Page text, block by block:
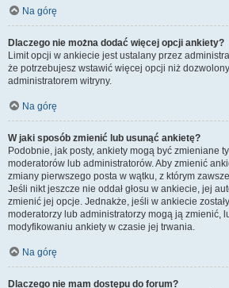
Na górę
Dlaczego nie można dodać więcej opcji ankiety?
Limit opcji w ankiecie jest ustalany przez
że potrzebujesz wstawić więcej opcji niż
administratorem witryny.
Na górę
W jaki sposób zmienić lub usunąć ankietę?
Podobnie, jak posty, ankiety mogą być zmieniane
moderatorów lub administratorów. Aby zmienić
zmiany pierwszego posta w wątku, z którym
Jeśli nikt jeszcze nie oddał głosu w ankiecie, jej
zmienić jej opcje. Jednakże, jeśli w ankiecie
moderatorzy lub administratorzy mogą ją zmienić,
modyfikowaniu ankiety w czasie jej trwania.
Na górę
Dlaczego nie mam dostępu do forum?